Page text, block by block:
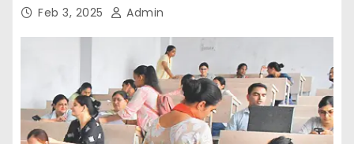
Feb 3, 2025 Admin